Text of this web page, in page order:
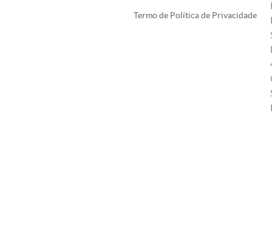
Termo de Política de Privacidade